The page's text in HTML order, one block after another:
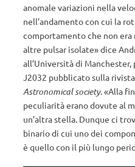
anomale variazioni nella
nell’andamento con cui la
comportamento che non
altre pulsar isolate» dice
all’Università di
J2032 pubblicato sulla rivista
Astronomical society. «Alla
peculiarità erano dovute al
un’altra stella. Dunque ci
binario di cui uno dei
è quello con il più lungo